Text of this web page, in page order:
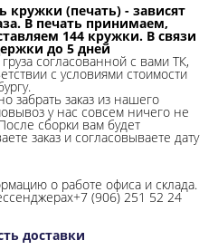
кружки (печать) - зависят
В печать принимаем,
144 кружки. В связи
до 5 дней
согласованной с вами ТК,
с условиями стоимости
забрать заказ из нашего
у нас совсем ничего не
сборки вам будет
заказ и согласовываете дату
о работе офиса и склада.
(906) 251 52 24
доставки